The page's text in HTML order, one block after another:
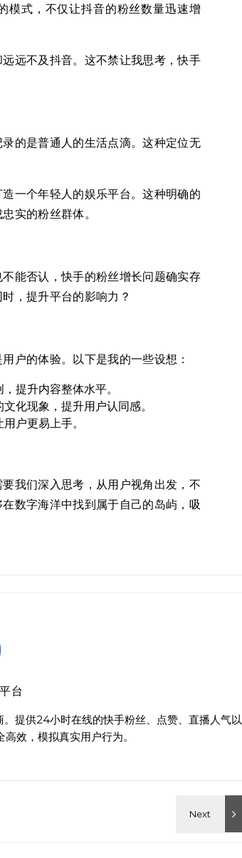
模式，不仅让抖音的粉丝数量迅速增
远不及抖音。这不禁让我思考，快手
的是普通人的生活点滴。这种定位无
一个年轻人的娱乐平台。这种明确的
实的粉丝群体。
能否认，快手的粉丝增长问题确实存
，提升平台的影响力？
户的体验。以下是我的一些设想：
提升内容整体水平。
化现象，提升用户认同感。
户更易上手。
我们深入思考，从用户视角出发，不
数字海洋中找到属于自己的岛屿，吸
台
提供24小时在线的快手粉丝、点赞、直播人气以
效，模拟真实用户行为。